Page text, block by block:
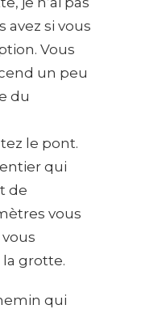
avez si vous
Vous
un peu
du
le pont.
qui
de
vous
grotte.
qui